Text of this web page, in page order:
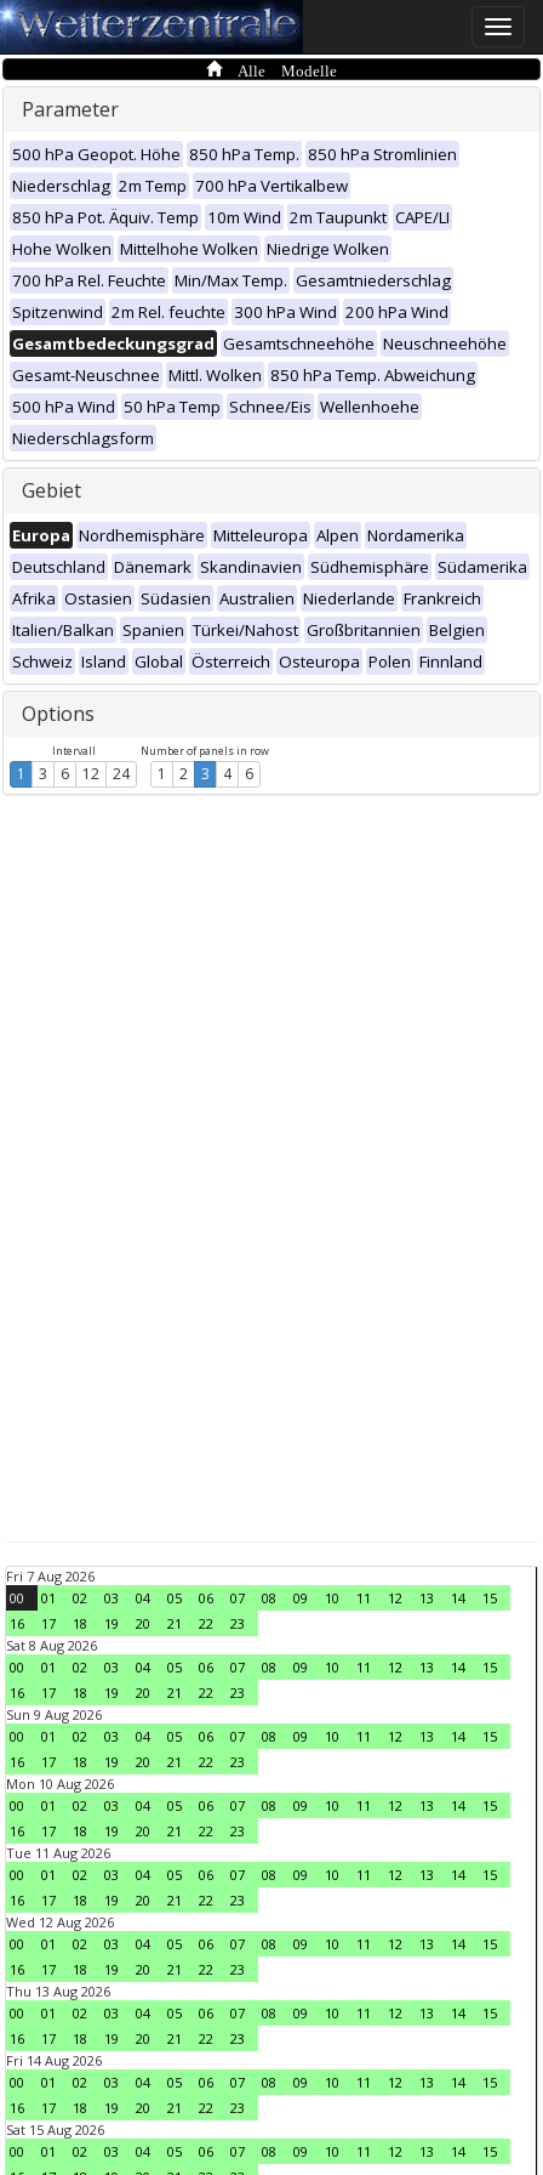
Toggle
Alle Modelle
Parameter
500 hPa Geopot. Höhe 850 hPa Temp. 850 hPa Stromlinien
Niederschlag 2m Temp 700 hPa Vertikalbew
850 hPa Pot. Äquiv. Temp 10m Wind 2m Taupunkt CAPE/LI
Hohe Wolken Mittelhohe Wolken Niedrige Wolken
700 hPa Rel. Feuchte Min/Max Temp. Gesamtniederschlag
Spitzenwind 2m Rel. feuchte 300 hPa Wind 200 hPa Wind
Gesamtbedeckungsgrad Gesamtschneehöhe Neuschneehöhe
Gesamt-Neuschnee Mittl. Wolken 850 hPa Temp. Abweichung
500 hPa Wind 50 hPa Temp Schnee/Eis Wellenhoehe
Niederschlagsform
Gebiet
Europa Nordhemisphäre Mitteleuropa Alpen Nordamerika
Deutschland Dänemark Skandinavien Südhemisphäre Südamerika
Afrika Ostasien Südasien Australien Niederlande Frankreich
Italien/Balkan Spanien Türkei/Nahost Großbritannien Belgien
Schweiz Island Global Österreich Osteuropa Polen Finnland
Options
Intervall
1 3 6 12 24
Number of panels in row
1 2 3 4 6
Fri 7 Aug 2026
00
01 02 03 04 05 06 07 08 09 10 11 12 13 14
15
16
17 18 19 20 21 22
23
Sat 8 Aug 2026
00
01 02 03 04 05 06 07 08 09 10 11 12 13 14
15
16
17 18 19 20 21 22
23
Sun 9 Aug 2026
00
01 02 03 04 05 06 07 08 09 10 11 12 13 14
15
16
17 18 19 20 21 22
23
Mon 10 Aug 2026
00
01 02 03 04 05 06 07 08 09 10 11 12 13 14
15
16
17 18 19 20 21 22
23
Tue 11 Aug 2026
00
01 02 03 04 05 06 07 08 09 10 11 12 13 14
15
16
17 18 19 20 21 22
23
Wed 12 Aug 2026
00
01 02 03 04 05 06 07 08 09 10 11 12 13 14
15
16
17 18 19 20 21 22
23
Thu 13 Aug 2026
00
01 02 03 04 05 06 07 08 09 10 11 12 13 14
15
16
17 18 19 20 21 22
23
Fri 14 Aug 2026
00
01 02 03 04 05 06 07 08 09 10 11 12 13 14
15
16
17 18 19 20 21 22
23
Sat 15 Aug 2026
00
01 02 03 04 05 06 07 08 09 10 11 12 13 14
15